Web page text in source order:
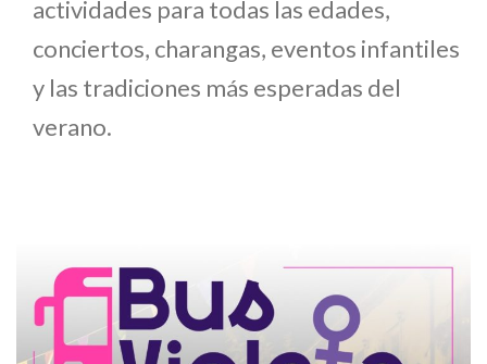
actividades para todas las edades,
conciertos, charangas, eventos infantiles
y las tradiciones más esperadas del
verano.